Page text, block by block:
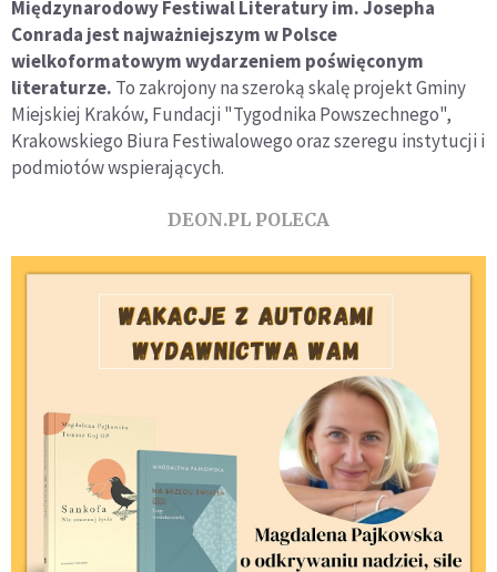
Międzynarodowy Festiwal Literatury im. Josepha
Conrada jest najważniejszym w Polsce
wielkoformatowym wydarzeniem poświęconym
literaturze. To zakrojony na szeroką skalę projekt Gminy
Miejskiej Kraków, Fundacji "Tygodnika Powszechnego",
Krakowskiego Biura Festiwalowego oraz szeregu instytucji i
podmiotów wspierających.
DEON.PL POLECA